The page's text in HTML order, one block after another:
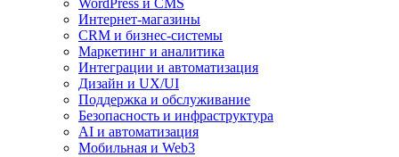
WordPress и CMS
Интернет-магазины
CRM и бизнес-системы
Маркетинг и аналитика
Интеграции и автоматизация
Дизайн и UX/UI
Поддержка и обслуживание
Безопасность и инфраструктура
AI и автоматизация
Мобильная и Web3